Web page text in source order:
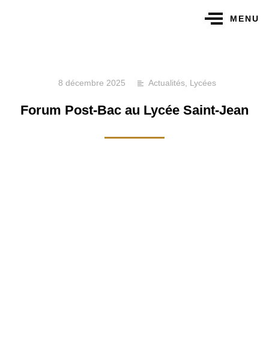
MENU
8 décembre 2025 Actualités, Lycées
Forum Post-Bac au Lycée Saint-Jean